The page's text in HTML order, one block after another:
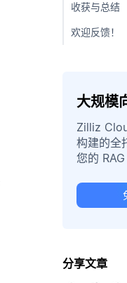
收获与总结
欢迎反馈！
大规模
Zilliz
构建的全
您的 RAG
分享文章